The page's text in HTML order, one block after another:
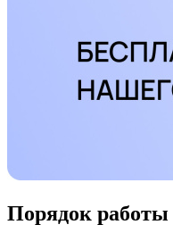
Порядок работы